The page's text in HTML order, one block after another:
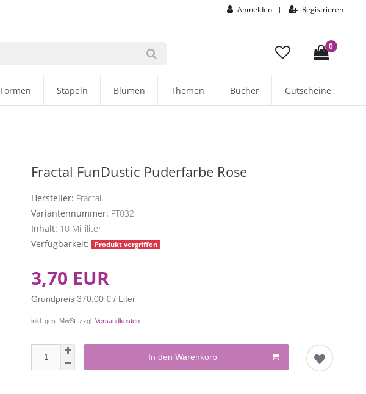
Anmelden | Registrieren
0
Formen Stapeln Blumen Themen Bücher Gutscheine
Fractal FunDustic Puderfarbe Rose
Hersteller: Fractal
Variantennummer: FT032
Inhalt: 10 Milliliter
Verfügbarkeit:
Produkt vergriffen
3,70 EUR
Grundpreis370,00 € / Liter
inkl. ges. MwSt. zzgl.Versandkosten
In den Warenkorb